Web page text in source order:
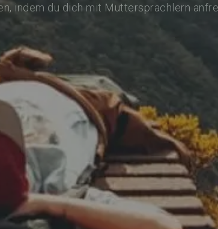
indem du dich mit Muttersprachlern